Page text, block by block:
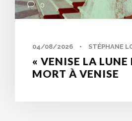
0
04/08/2026 • STÉPHANE
« VENISE LA LUNE
MORT À VENISE